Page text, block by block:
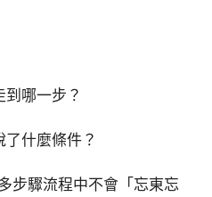
哪一步？
什麼條件？
步驟流程中不會「忘東忘